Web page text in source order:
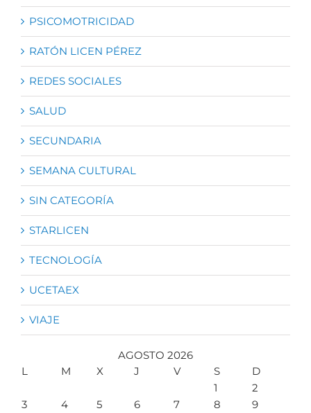
PSICOMOTRICIDAD
RATÓN LICEN PÉREZ
REDES SOCIALES
SALUD
SECUNDARIA
SEMANA CULTURAL
SIN CATEGORÍA
STARLICEN
TECNOLOGÍA
UCETAEX
VIAJE
AGOSTO 2026
L
M X J V S
D
1
2
3
4 5 6 7 8
9